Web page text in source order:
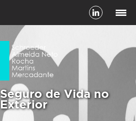
Seguro de Vida no
Exterior